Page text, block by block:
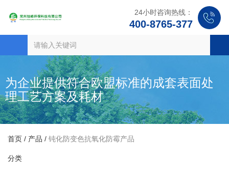
24小时咨询热线：
400-8765-377
为企业提供符合欧盟标准的成套表面处
理工艺方案及耗材
首页 / 产品 / 钝化防变色抗氧化防霉产品
分类